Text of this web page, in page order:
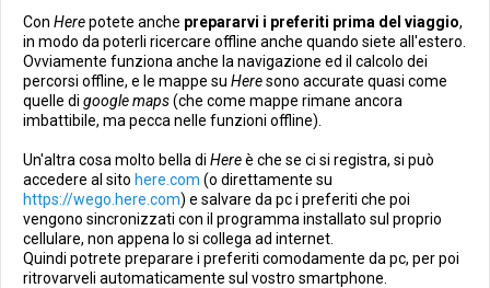
Con Herepotete anche prepararvi i preferiti prima del viaggio,
in modo da poterli ricercare offline anche quando siete all'estero.
Ovviamente funziona anche la navigazione ed il calcolo dei
percorsi offline, e le mappe su Heresono accurate quasi come
quelle di google maps(che come mappe rimane ancora
imbattibile, ma pecca nelle funzioni offline).
Un'altra cosa molto bella di Hereè che se ci si registra, si può
accedere al sito here.com (o direttamente su
https://wego.here.com) e salvare da pc i preferiti che poi
vengono sincronizzati con il programma installato sul proprio
cellulare, non appena lo si collega ad internet.
Quindi potrete preparare i preferiti comodamente da pc, per poi
ritrovarveli automaticamente sul vostro smartphone.